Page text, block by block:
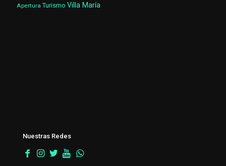
Apertura Turismo Villa María
Nuestras Redes